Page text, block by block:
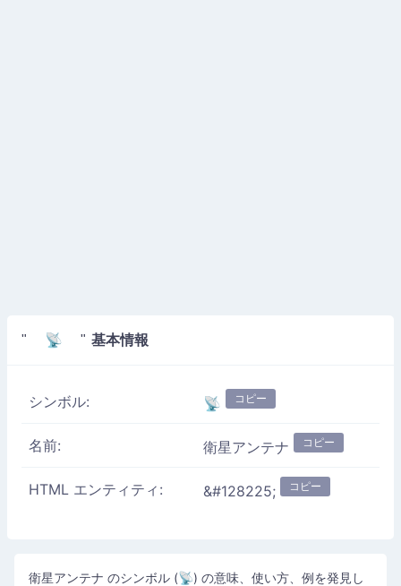
" 📡 " 基本情報
シンボル: 📡 コピー
名前: 衛星アンテナ コピー
HTML エンティティ: &#128225; コピー
衛星アンテナ のシンボル (📡) の意味、使い方、例を発見し